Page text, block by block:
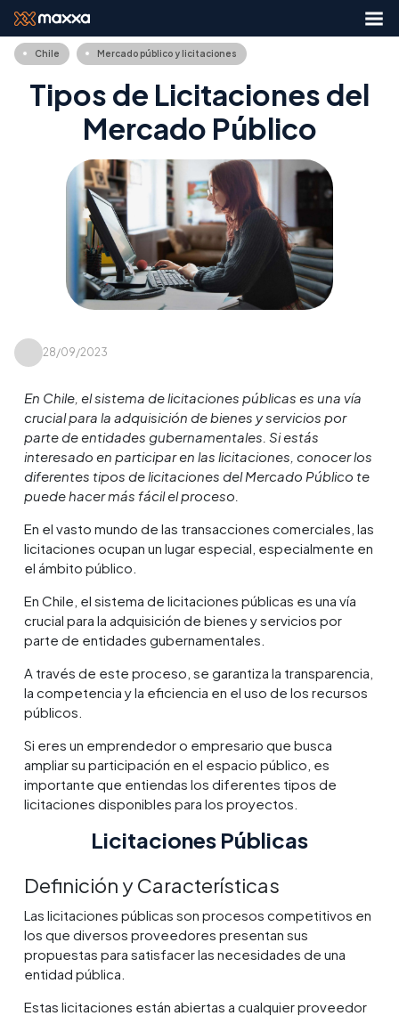
Chile Mercado público y licitaciones
Tipos de Licitaciones del
Mercado Público
28/09/2023
En Chile, el sistema de licitaciones públicas es una vía
crucial para la adquisición de bienes y servicios por
parte de entidades gubernamentales. Si estás
interesado en participar en las licitaciones, conocer los
diferentes tipos de licitaciones del Mercado Público te
puede hacer más fácil el proceso.
En el vasto mundo de las transacciones comerciales, las
licitaciones ocupan un lugar especial, especialmente en
el ámbito público.
En Chile, el sistema de licitaciones públicas es una vía
crucial para la adquisición de bienes y servicios por
parte de entidades gubernamentales.
A través de este proceso, se garantiza la transparencia,
la competencia y la eficiencia en el uso de los recursos
públicos.
Si eres un emprendedor o empresario que busca
ampliar su participación en el espacio público, es
importante que entiendas los diferentes tipos de
licitaciones disponibles para los proyectos.
Licitaciones Públicas
Definición y Características
Las licitaciones públicas son procesos competitivos en
los que diversos proveedores presentan sus
propuestas para satisfacer las necesidades de una
entidad pública.
Estas licitaciones están abiertas a cualquier proveedor